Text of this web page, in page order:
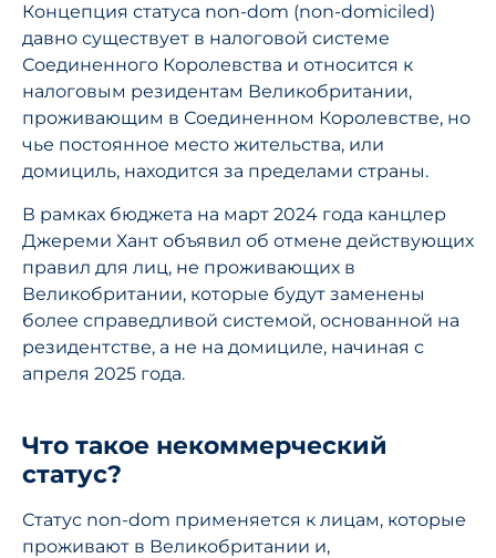
Концепция статуса non-dom (non-domiciled)
давно существует в налоговой системе
Соединенного Королевства и относится к
налоговым резидентам Великобритании,
проживающим в Соединенном Королевстве, но
чье постоянное место жительства, или
домициль, находится за пределами страны.
В рамках бюджета на март 2024 года канцлер
Джереми Хант объявил об отмене действующих
правил для лиц, не проживающих в
Великобритании, которые будут заменены
более справедливой системой, основанной на
резидентстве, а не на домициле, начиная с
апреля 2025 года.
Что такое некоммерческий
статус?
Статус non-dom применяется к лицам, которые
проживают в Великобритании и,